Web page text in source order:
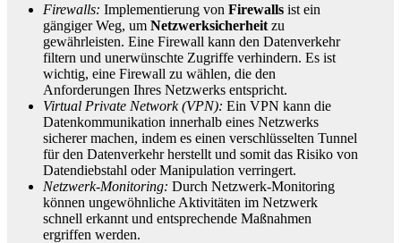
Firewalls: Implementierung von Firewalls ist ein
gängiger Weg, um Netzwerksicherheit zu
gewährleisten. Eine Firewall kann den Datenverkehr
filtern und unerwünschte Zugriffe verhindern. Es ist
wichtig, eine Firewall zu wählen, die den
Anforderungen Ihres Netzwerks entspricht.
Virtual Private Network (VPN): Ein VPN kann die
Datenkommunikation innerhalb eines Netzwerks
sicherer machen, indem es einen verschlüsselten Tunnel
für den Datenverkehr herstellt und somit das Risiko von
Datendiebstahl oder Manipulation verringert.
Netzwerk-Monitoring: Durch Netzwerk-Monitoring
können ungewöhnliche Aktivitäten im Netzwerk
schnell erkannt und entsprechende Maßnahmen
ergriffen werden.